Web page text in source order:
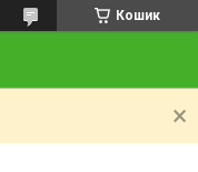
Кошик